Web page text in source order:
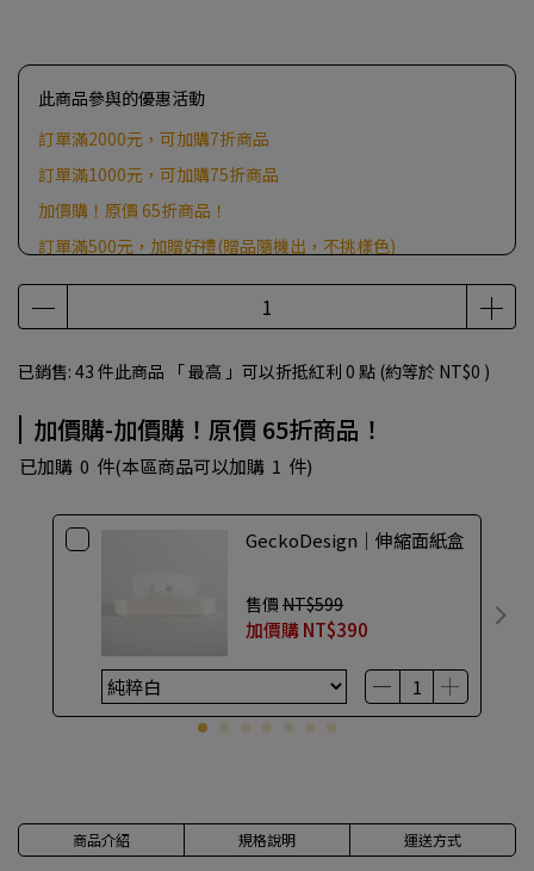
此商品參與的優惠活動
訂單滿2000元，可加購7折商品
訂單滿1000元，可加購75折商品
加價購！原價 65折商品！
訂單滿500元，加贈好禮(贈品隨機出，不挑樣色)
已銷售: 43 件此商品 「 最高 」可以折抵紅利 0 點 (約等於 NT$0 )
加價購-加價購！原價 65折商品！
已加購 0 件(本區商品可以加購 1 件)
GeckoDesign｜伸縮面紙盒
售價 NT$599
加價購NT$390
商品介紹 規格說明 運送方式